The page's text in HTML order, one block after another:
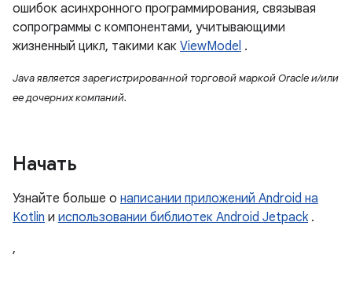
ошибок асинхронного программирования, связывая
сопрограммы с компонентами, учитывающими
жизненный цикл, такими как ViewModel .
Java является зарегистрированной торговой маркой Oracle и/или
ее дочерних компаний.
Начать
Узнайте больше о написании приложений Android на
Kotlin и использовании библиотек Android Jetpack.
,